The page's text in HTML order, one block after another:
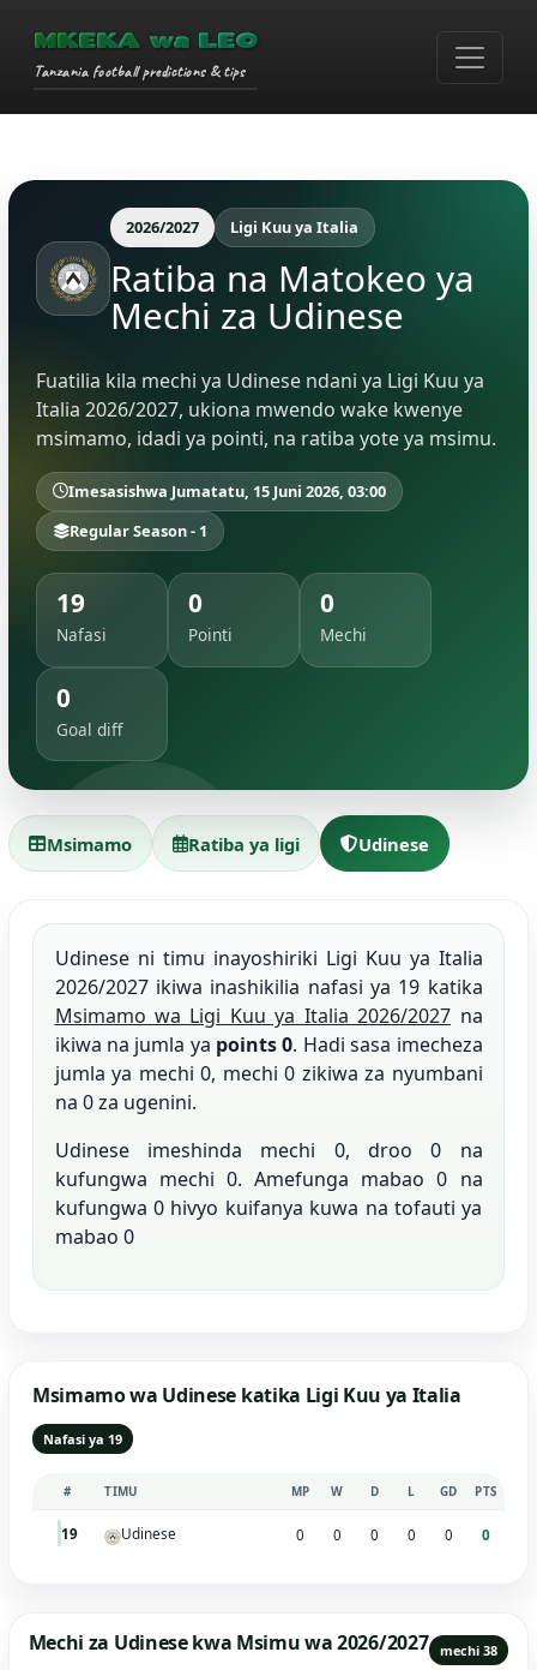
MKEKA wa LEO
Tanzania football predictions & tips
2026/2027 Ligi Kuu ya Italia
Ratiba na Matokeo ya
Mechi za Udinese
Fuatilia kila mechi ya Udinese ndani ya Ligi Kuu ya
Italia 2026/2027, ukiona mwendo wake kwenye
msimamo, idadi ya pointi, na ratiba yote ya msimu.
Imesasishwa Jumatatu, 15 Juni 2026, 03:00
Regular Season - 1
19
Nafasi
0
Pointi
0
Mechi
0
Goal diff
Msimamo Ratiba ya ligi Udinese
Udinese ni timu inayoshiriki Ligi Kuu ya Italia
2026/2027 ikiwa inashikilia nafasi ya 19 katika
Msimamo wa Ligi Kuu ya Italia 2026/2027 na
ikiwa na jumla ya points 0. Hadi sasa imecheza
jumla ya mechi 0, mechi 0 zikiwa za nyumbani
na 0 za ugenini.
Udinese imeshinda mechi 0, droo 0 na
kufungwa mechi 0. Amefunga mabao 0 na
kufungwa 0 hivyo kuifanya kuwa na tofauti ya
mabao 0
Msimamo wa Udinese katika Ligi Kuu ya Italia
Nafasi ya 19
# TIMU MP W D L GD PTS
19 Udinese 0 0 0 0 0 0
Mechi za Udinese kwa Msimu wa 2026/2027 mechi 38